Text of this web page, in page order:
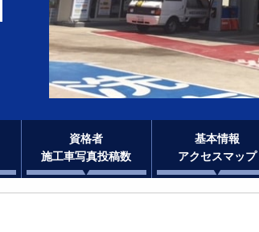
資格者
施工車写真投稿数
基本情報
アクセスマップ